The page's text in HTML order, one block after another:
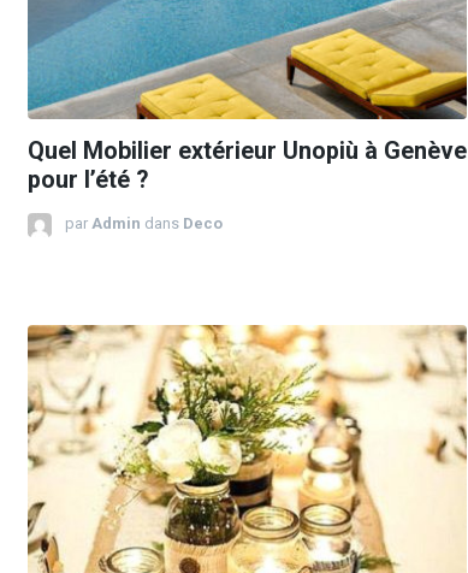
Quel Mobilier extérieur Unopiù à Genève
pour l’été ?
par Admin dans Deco